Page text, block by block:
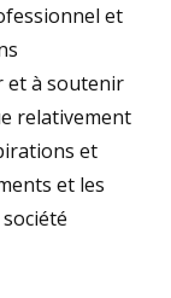
et
et à soutenir
relativement
et
et les